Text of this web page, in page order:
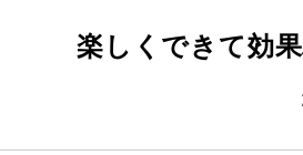
楽しくできて効